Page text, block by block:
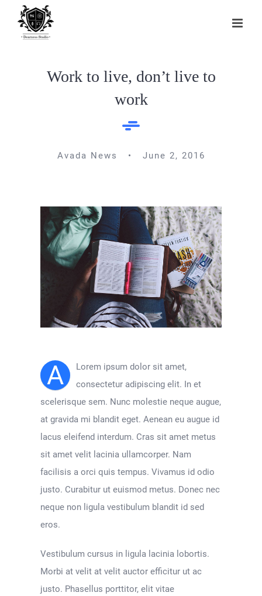
content
Work to live, don’t live to
work
Avada News • June 2, 2016
A
Lorem ipsum dolor sit amet,
consectetur adipiscing elit. In et
scelerisque sem. Nunc molestie neque augue,
at gravida mi blandit eget. Aenean eu augue id
lacus eleifend interdum. Cras sit amet metus
sit amet velit lacinia ullamcorper. Nam
facilisis a orci quis tempus. Vivamus id odio
justo. Curabitur ut euismod metus. Donec nec
neque non ligula vestibulum blandit id sed
eros.
Vestibulum cursus in ligula lacinia lobortis.
Morbi at velit at velit auctor efficitur ut ac
justo. Phasellus porttitor, elit vitae